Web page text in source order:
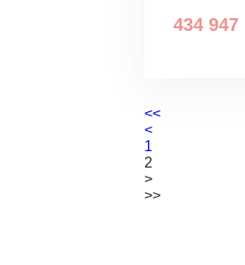
434 947
<<
<
1
2
>
>>